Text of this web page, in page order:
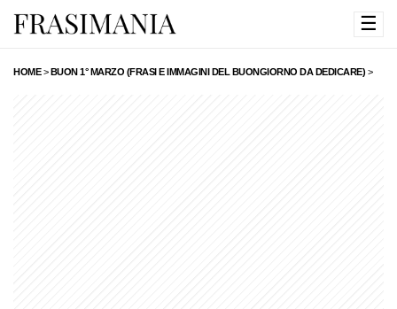
☰
HOME>BUON 1° MARZO (FRASI E IMMAGINI DEL BUONGIORNO DA DEDICARE) >